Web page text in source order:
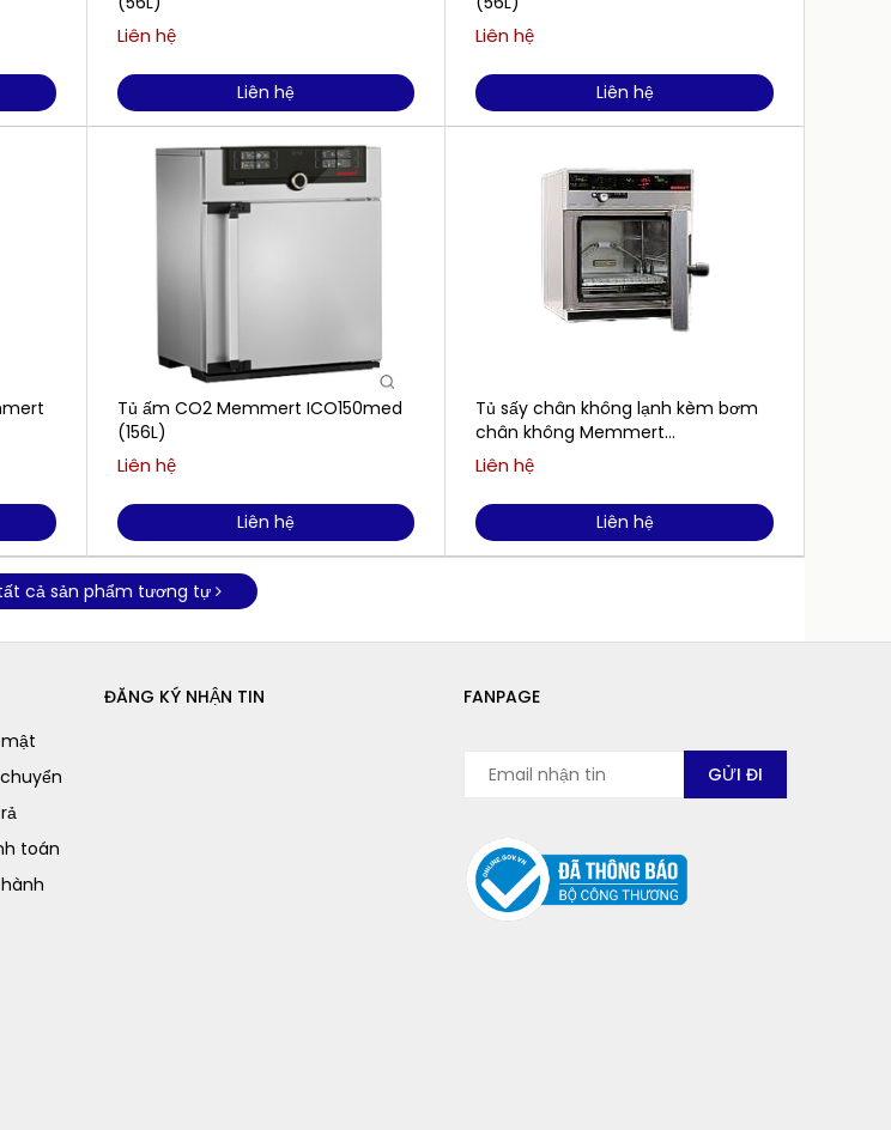
Liên hệ
Liên hệ
Tủ ấm CO2 Memmert ICO150med
(156L)
Liên hệ
Liên hệ
Liên hệ
Liên hệ
Tủ sấy chân không lạnh kèm bơm
chân không Memmert
VO200cool+PMP (29L)
Liên hệ
Liên hệ
cả sản phẩm tương tự
toán
ĐĂNG KÝ NHẬN TIN FANPAGE